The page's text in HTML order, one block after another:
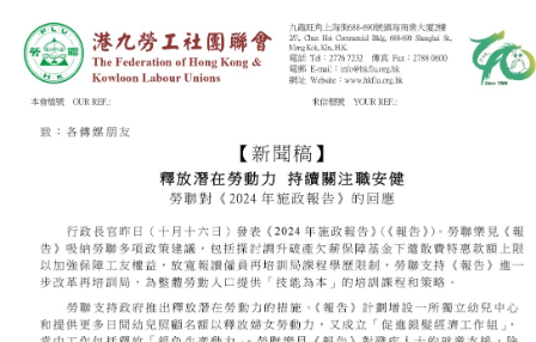
應付高昂的交通費，或需減少外出遠行。她認為，「兩元乘車優惠」廣
迎，更成為鼓勵長者出行、參與社區活動和就業的重要推動力，不應該
因經濟效益考慮而大幅調整計劃。就此，勞聯建議特區政府繼續保留「
搭」問題，除了向長者加強宣傳教育以外，應與專營巴士公司商議，落
更多路線提供分段收費，以及在下車位置加裝拍卡機等優化方案。 陳麗
指，關注「現金津貼試行計劃」即於今年6月屆滿。該計劃為基層家庭提
資助，以紓緩因長期輪候公屋而面對的生活困難，至今已惠及逾10萬名
戶。就此，勞聯建議延續「試行計劃」兩年，而由於尚餘撥款仍有26億
相信未必需要政府再額外撥款；此外，「過渡性房屋住戶特別津貼試驗計
劃」也將於今年8月屆滿，但鑑於過渡性房屋在社會有強烈需求和今明兩
有2,700個新單位落成及入伙，勞聯建議同樣將計劃延續兩年，估計總開
這些舉措雖然嚴謹但仍然有其必要性。 但的而且確，行業上存在著不同
導致從業員未能取得有效工作證明，從而未能取得電牌，譬如工友的僱
係比較流動或是僱主不願意提供工作證明等，有關情況或導致個別人士
走險而偽造文件。 故此，聯會希望機電工程署能與業界就完善申請及審
度交流，既可提供清晰明確的晉升階梯道路，又可以避免害群之馬濫用
擾亂行之有效的制度。 港九勞工社團聯會機電行業委員會 香港機電業工
聯合會 謹啟 二零二四年十月二十三日